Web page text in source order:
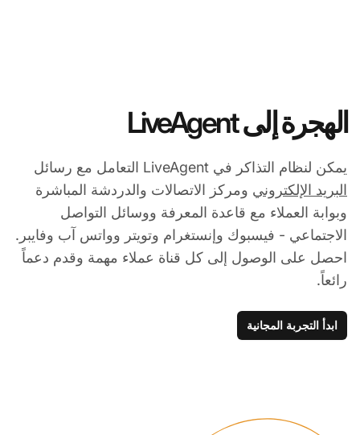
الهجرة إلى LiveAgent
يمكن لنظام التذاكر في LiveAgent التعامل مع رسائل
البريد الإلكتروني ومركز الاتصالات والدردشة المباشرة
وبوابة العملاء مع قاعدة المعرفة ووسائل التواصل
الاجتماعي - فيسبوك وإنستغرام وتويتر وواتس آب وفايبر.
احصل على الوصول إلى كل قناة عملاء مهمة وقدم دعماً
رائعاً.
ابدأ التجربة المجانية